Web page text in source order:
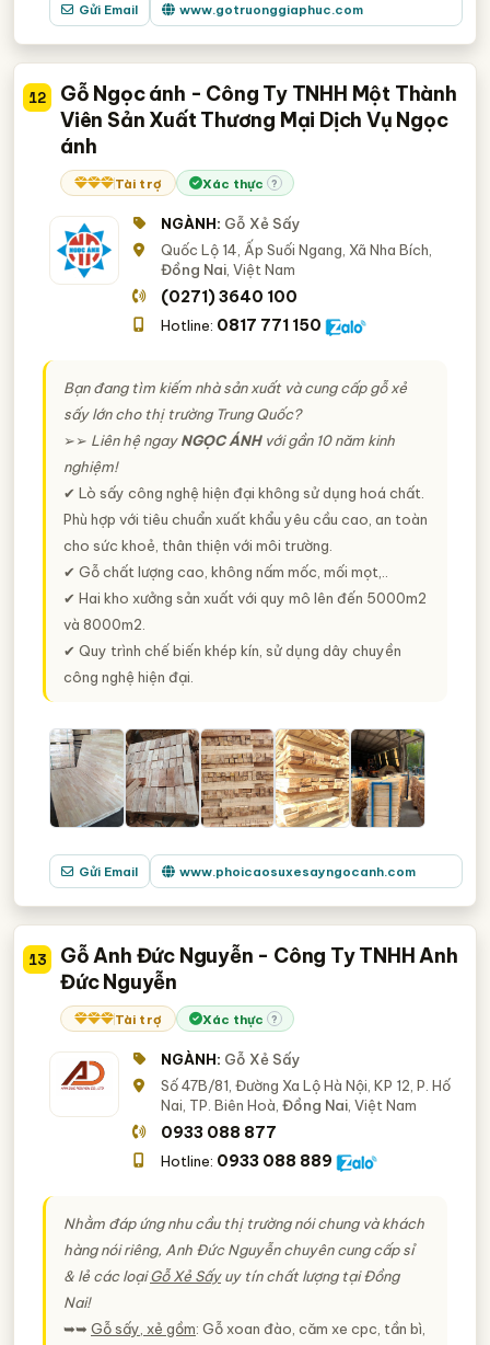
Gửi Email www.gotruonggiaphuc.com
12
Gỗ Ngọc ánh - Công Ty TNHH Một Thành
Viên Sản Xuất Thương Mại Dịch Vụ Ngọc
ánh
Tài trợ Xác thực ?
NGÀNH: Gỗ Xẻ Sấy
Quốc Lộ 14, Ấp Suối Ngang, Xã Nha Bích,
Đồng Nai, Việt Nam
(0271) 3640 100
Hotline: 0817 771 150
Bạn đang tìm kiếm nhà sản xuất và cung cấp gỗ xẻ
sấy lớn cho thị trường Trung Quốc?
➢➢ Liên hệ ngayNGỌC ÁNHvới gần 10 năm kinh
nghiệm!
✔ Lò sấy công nghệ hiện đại không sử dụng hoá chất.
Phù hợp với tiêu chuẩn xuất khẩu yêu cầu cao, an toàn
cho sức khoẻ, thân thiện với môi trường.
✔ Gỗ chất lượng cao, không nấm mốc, mối mọt,..
✔ Hai kho xưởng sản xuất với quy mô lên đến 5000m2
và 8000m2.
✔ Quy trình chế biến khép kín, sử dụng dây chuyền
công nghệ hiện đại.
Gửi Email www.phoicaosuxesayngocanh.com
13
Gỗ Anh Đức Nguyễn - Công Ty TNHH Anh
Đức Nguyễn
Tài trợ Xác thực ?
NGÀNH: Gỗ Xẻ Sấy
Số 47B/81, Đường Xa Lộ Hà Nội, KP 12, P. Hố
Nai, TP. Biên Hoà,Đồng Nai, Việt Nam
0933 088 877
Hotline: 0933 088 889
Nhằm đáp ứng nhu cầu thị trường nói chung và khách
hàng nói riêng, Anh Đức Nguyễn chuyên cung cấp sỉ
& lẻ các loạiGỗ Xẻ Sấyuy tín chất lượng tại Đồng
Nai!
➥➥ Gỗ sấy, xẻ gồm: Gỗ xoan đào, căm xe cpc, tần bì,